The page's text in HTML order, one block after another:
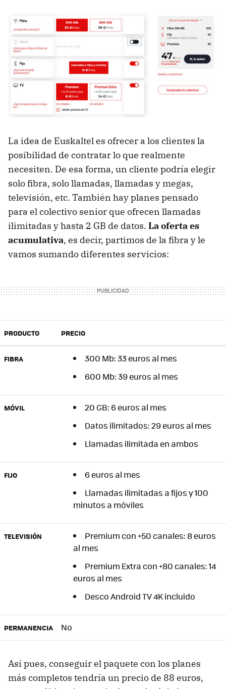
La idea de Euskaltel es ofrecer a los clientes la
posibilidad de contratar lo que realmente
necesiten. De esa forma, un cliente podría elegir
solo fibra, solo llamadas, llamadas y megas,
televisión, etc. También hay planes pensado
para el colectivo senior que ofrecen llamadas
ilimitadas y hasta 2 GB de datos. La oferta es
acumulativa, es decir, partimos de la fibra y le
vamos sumando diferentes servicios:
PRODUCTO PRECIO
FIBRA
300 Mb: 33 euros al mes
600 Mb: 39 euros al mes
MÓVIL
20 GB: 6 euros al mes
Datos ilimitados: 29 euros al mes
Llamadas ilimitada en ambos
FIJO
6 euros al mes
Llamadas ilimitadas a fijos y 100
minutos a móviles
TELEVISIÓN
Premium con +50 canales: 8 euros
al mes
Premium Extra con +80 canales: 14
euros al mes
Desco Android TV 4K incluido
PERMANENCIA No
Así pues, conseguir el paquete con los planes
más completos tendría un precio de 88 euros,